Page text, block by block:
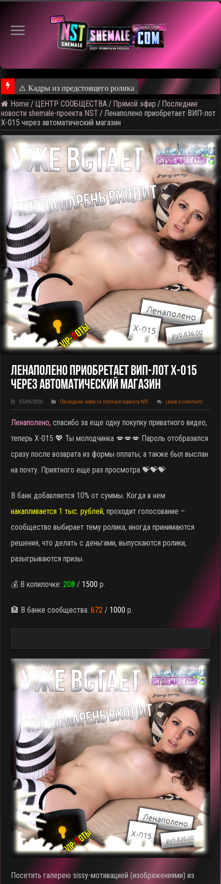
⚠️ Кадры из предстоящего ролика
Home / ЦЕНТР СООБЩЕСТВА / Прямой эфир / Последние
новости shemale-проекта NST / Ленаполено приобретает ВИП-лот
X-015 через автоматический магазин
Ленаполено Приобретает ВИП-Лот X-015
Через Автоматический Магазин
05/09/2020 Последние новости shemale-проекта NST Leave a comment
Ленаполено,спасибо за еще одну покупку приватного видео,
теперь X-015 💖 Ты молодчинка 💋💋💋 Пароль отобразился
сразу после возврата из формы оплаты, а также был выслан
на почту. Приятного еще раз просмотра 💝💝💝
В банк добавляется 10% от суммы. Когда в нем
накапливается 1 тыс. рублей, проходит голосование –
сообщество выбирает тему ролика, иногда принимаются
решения, что делать с деньгами, выпускаются ролики,
разыгрываются призы.
💰 В копилочке:208 / 1500 р.
🏦 В банке сообщества:672 / 1000 р.
Посетить галерею sissy-мотивацией (изображениями) из